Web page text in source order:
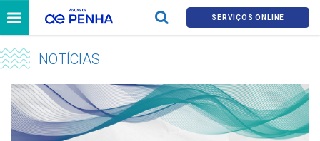
SERVIÇOS ONLINE
NOTÍCIAS